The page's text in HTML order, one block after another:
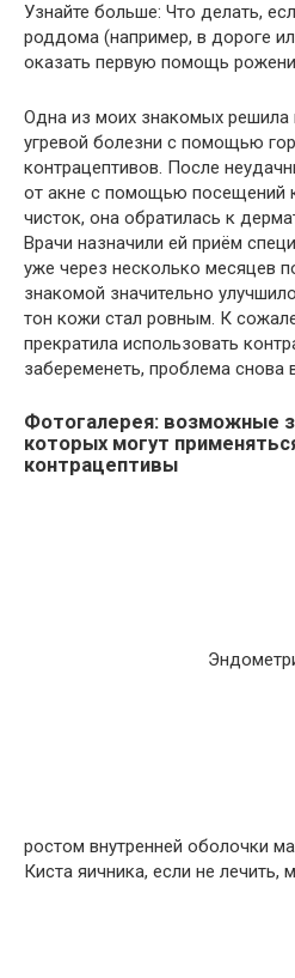
Узнайте больше: Что делать,
роддома (например, в дороге
оказать первую помощь
Одна из моих знакомых решила
угревой болезни с помощью
контрацептивов. После
от акне с помощью посещений
чисток, она обратилась к
Врачи назначили ей приём
уже через несколько месяцев
знакомой значительно
тон кожи стал ровным. К
прекратила использовать
забеременеть, проблема снова
Фотогалерея: возможные
которых могут
контрацептивы
ростом внутренней оболочки
Киста яичника, если не лечить,